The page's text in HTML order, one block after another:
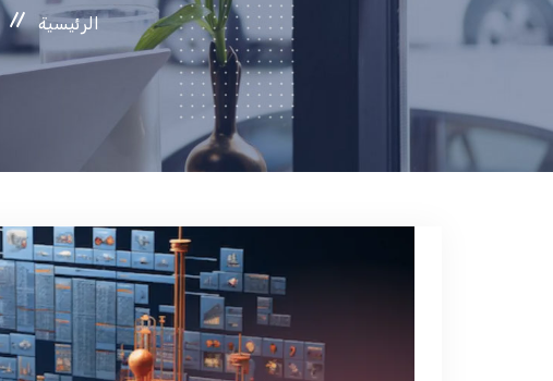
الرئيسية